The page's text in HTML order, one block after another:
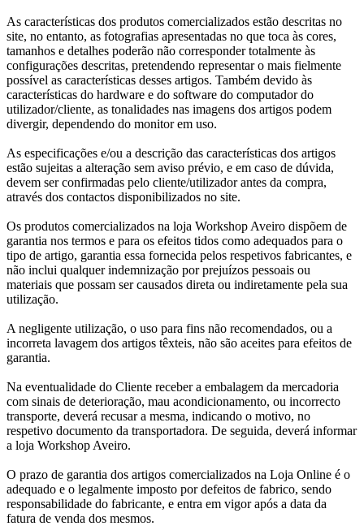
As características dos produtos comercializados estão descritas no
site, no entanto, as fotografias apresentadas no que toca às cores,
tamanhos e detalhes poderão não corresponder totalmente às
configurações descritas, pretendendo representar o mais fielmente
possível as características desses artigos. Também devido às
características do hardware e do software do computador do
utilizador/cliente, as tonalidades nas imagens dos artigos podem
divergir, dependendo do monitor em uso.
As especificações e/ou a descrição das características dos artigos
estão sujeitas a alteração sem aviso prévio, e em caso de dúvida,
devem ser confirmadas pelo cliente/utilizador antes da compra,
através dos contactos disponibilizados no site.
Os produtos comercializados na loja Workshop Aveiro dispõem de
garantia nos termos e para os efeitos tidos como adequados para o
tipo de artigo, garantia essa fornecida pelos respetivos fabricantes, e
não inclui qualquer indemnização por prejuízos pessoais ou
materiais que possam ser causados direta ou indiretamente pela sua
utilização.
A negligente utilização, o uso para fins não recomendados, ou a
incorreta lavagem dos artigos têxteis, não são aceites para efeitos de
garantia.
Na eventualidade do Cliente receber a embalagem da mercadoria
com sinais de deterioração, mau acondicionamento, ou incorrecto
transporte, deverá recusar a mesma, indicando o motivo, no
respetivo documento da transportadora. De seguida, deverá informar
a loja Workshop Aveiro.
O prazo de garantia dos artigos comercializados na Loja Online é o
adequado e o legalmente imposto por defeitos de fabrico, sendo
responsabilidade do fabricante, e entra em vigor após a data da
fatura de venda dos mesmos.